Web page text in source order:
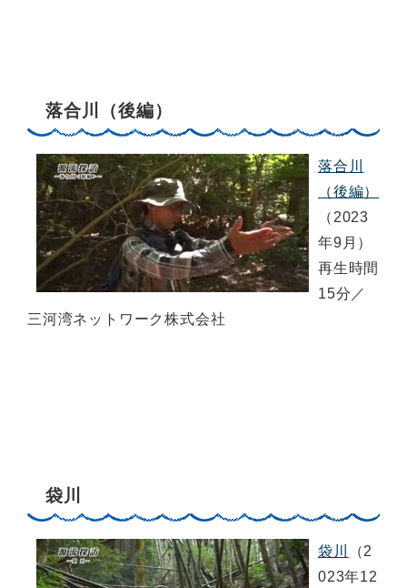
落合川（後編）
落合川
（後編）
（2023
年9月）
再生時間
15分／
三河湾ネットワーク株式会社
袋川
袋川
（2
023年12